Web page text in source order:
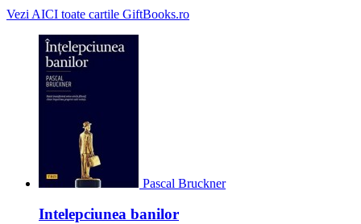
Vezi AICI toate cartile GiftBooks.ro
Pascal Bruckner
Intelepciunea banilor